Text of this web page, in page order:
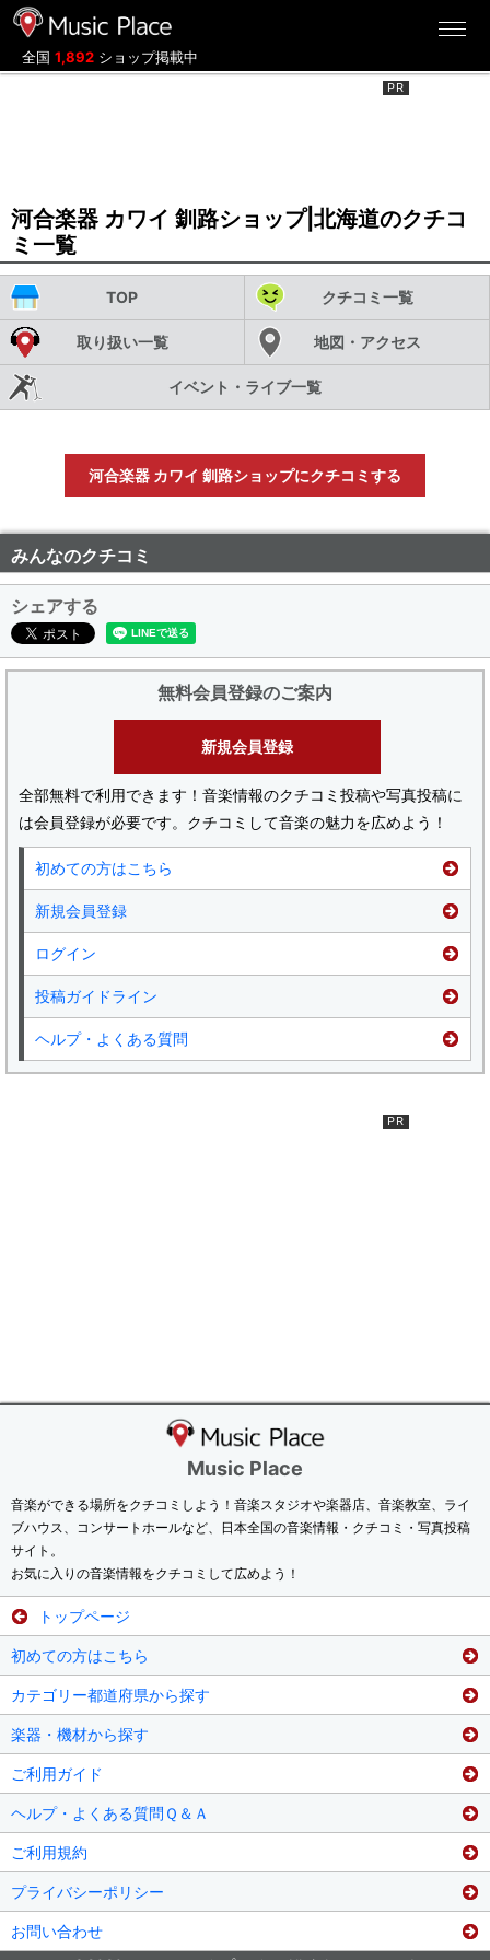
全国 1,892 ショップ掲載中
河合楽器 カワイ 釧路ショップ|北海道のクチコ
ミ一覧
TOP クチコミ一覧
取り扱い一覧 地図・アクセス
イベント・ライブ一覧
河合楽器 カワイ 釧路ショップにクチコミする
みんなのクチコミ
シェアする
無料会員登録のご案内
新規会員登録
全部無料で利用できます！音楽情報のクチコミ投稿や写真投稿に
は会員登録が必要です。クチコミして音楽の魅力を広めよう！
初めての方はこちら
新規会員登録
ログイン
投稿ガイドライン
ヘルプ・よくある質問
Music Place
音楽ができる場所をクチコミしよう！音楽スタジオや楽器店、音楽教室、ライ
ブハウス、コンサートホールなど、日本全国の音楽情報・クチコミ・写真投稿
サイト。
お気に入りの音楽情報をクチコミして広めよう！
トップページ
初めての方はこちら
カテゴリー都道府県から探す
楽器・機材から探す
ご利用ガイド
ヘルプ・よくある質問Ｑ＆Ａ
ご利用規約
プライバシーポリシー
お問い合わせ